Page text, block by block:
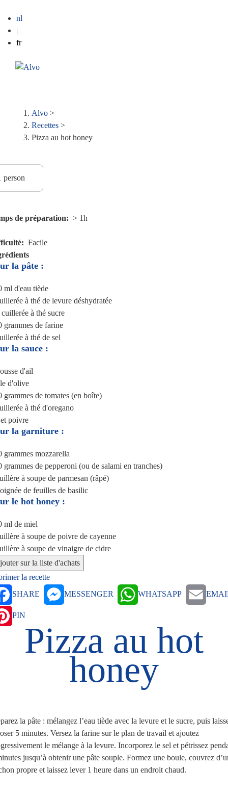
nl
|
fr
Fil
d'Ariane
Alvo >
Recettes >
Pizza au hot honey
de préparation > 1h
Facile
la pâte :
ml d'eau tiède
à thé de levure déshydratée
cuillerée à thé sucre
grammes de farine
à thé de sel
la sauce :
d'ail
d'olive
grammes de tomates (en boîte)
à thé d'oregano
poivre
la garniture :
grammes mozzarella
grammes de pepperoni (ou de salami en tranches)
à soupe de parmesan (râpé)
de feuilles de basilic
le hot honey :
ml de miel
à soupe de poivre de cayenne
à soupe de vinaigre de cidre
la recette
SHARE
MESSENGER WHATSAPP
PIN
Pizza au hot
honey
la pâte : mélangez l’eau tiède avec la levure et le sucre, puis
5 minutes. Versez la farine sur le plan de travail et ajoutez
le mélange à la levure. Incorporez le sel et pétrissez
jusqu’à obtenir une pâte souple. Formez une boule, couvrez
propre et laissez lever 1 heure dans un endroit chaud.